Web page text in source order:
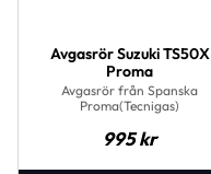
Avgasrör Suzuki TS50X
Proma
Avgasrör från Spanska
Proma(Tecnigas)
995kr